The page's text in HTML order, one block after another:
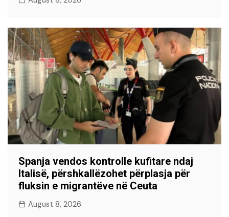
Spanja vendos kontrolle kufitare ndaj
Italisë, përshkallëzohet përplasja për
fluksin e migrantëve në Ceuta
August 8, 2026